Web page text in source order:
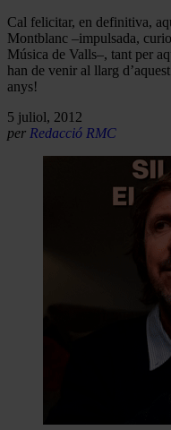
Cal felicitar, en definitiva,
Montblanc –impulsada,
Música de Valls–, tant per
han de venir al llarg
anys!
5 juliol, 2012
per Redacció RMC